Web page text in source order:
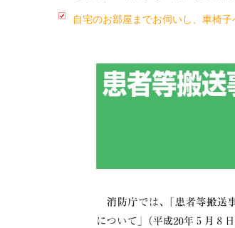
自宅のお部屋までお伺いし、車椅